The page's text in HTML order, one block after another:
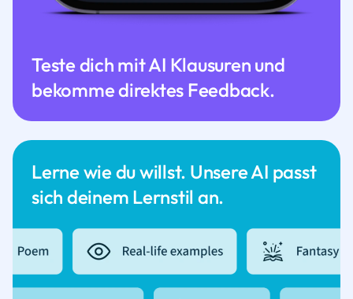
Lerne wie du willst. Unsere AI passt
sich deinem Lernstil an.
Teste dich mit AI Klausuren und
bekomme direktes Feedback.